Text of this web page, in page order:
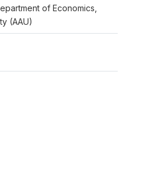
of Economics,
(AAU)